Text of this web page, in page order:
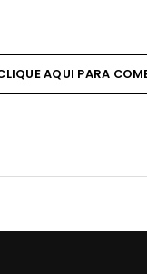
AQUI PARA